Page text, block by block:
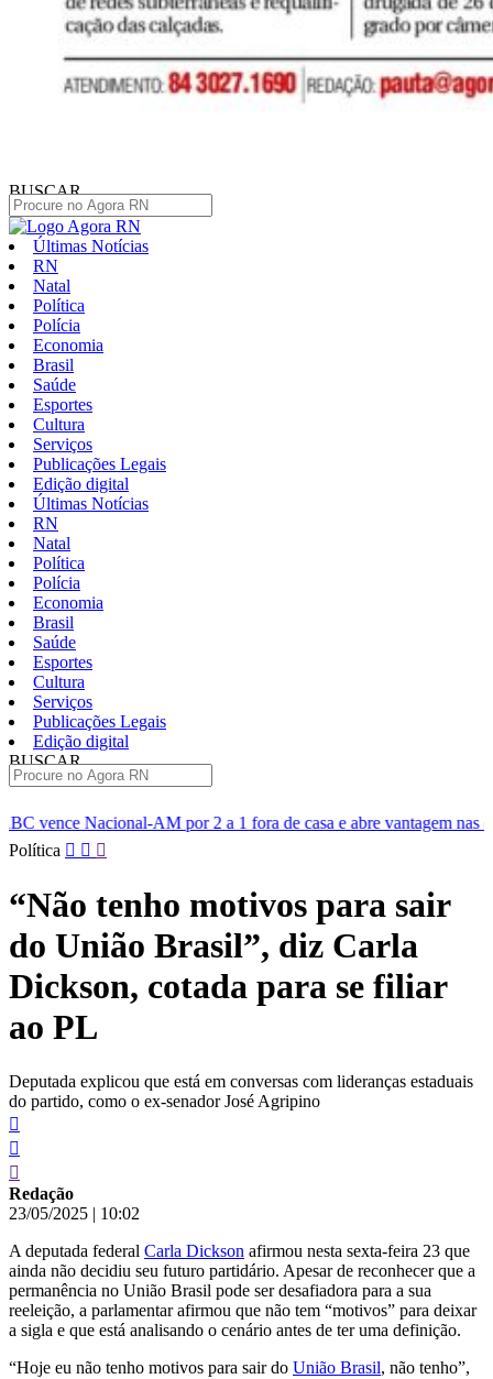
BUSCAR
Últimas Notícias
RN
Natal
Política
Polícia
Economia
Brasil
Saúde
Esportes
Cultura
Serviços
Publicações Legais
Edição digital
Últimas Notícias
RN
Natal
Política
Polícia
Economia
Brasil
Saúde
Esportes
Cultura
Serviços
Publicações Legais
Edição digital
BUSCAR
por 2 a 1 fora de casa e abre vantagem nas quartas
Cine
Pular
conteúdo
Política
“Não tenho motivos para sair
do União Brasil”, diz Carla
Dickson, cotada para se filiar
ao PL
Deputada explicou que está em conversas com lideranças estaduais
do partido, como o ex-senador José Agripino
Redação
23/05/2025 | 10:02
A deputada federal Carla Dickson afirmou nesta sexta-feira 23 que
ainda não decidiu seu futuro partidário. Apesar de reconhecer que a
permanência no União Brasil pode ser desafiadora para a sua
reeleição, a parlamentar afirmou que não tem “motivos” para deixar
a sigla e que está analisando o cenário antes de ter uma definição.
“Hoje eu não tenho motivos para sair do União Brasil, não tenho”,